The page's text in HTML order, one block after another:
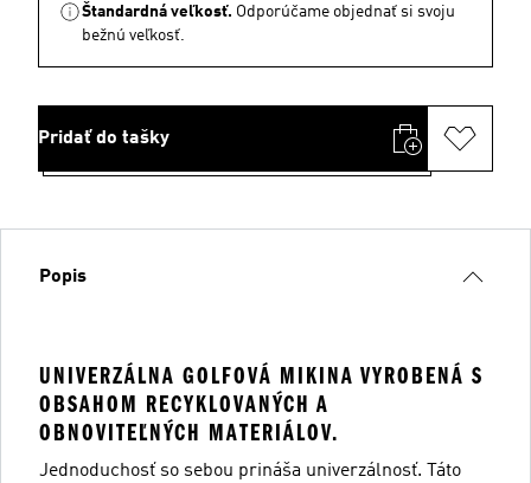
Štandardná veľkosť. Odporúčame objednať si svoju
bežnú veľkosť.
Pridať do tašky
Popis
UNIVERZÁLNA GOLFOVÁ MIKINA VYROBENÁ S
OBSAHOM RECYKLOVANÝCH A
OBNOVITEĽNÝCH MATERIÁLOV.
Jednoduchosť so sebou prináša univerzálnosť. Táto